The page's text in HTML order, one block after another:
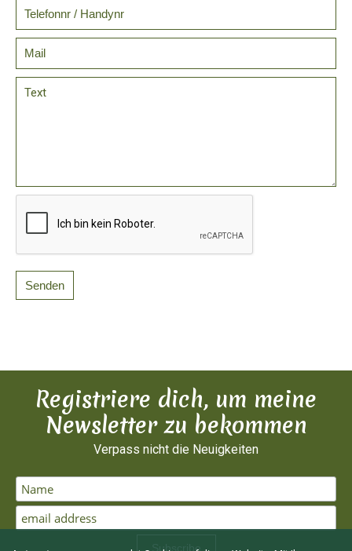
Registriere dich, um meine
Newsletter zu bekommen
Verpass nicht die Neuigkeiten
Subscribe